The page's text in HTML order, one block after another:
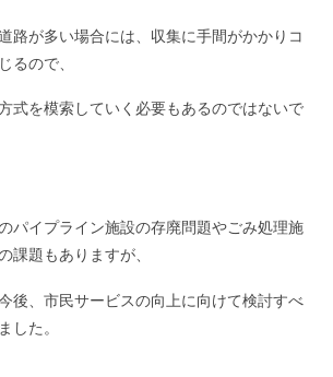
路が多い場合には、収集に手間がかかりコ
るので、
式を模索していく必要もあるのではないで
パイプライン施設の存廃問題やごみ処理施
課題もありますが、
後、市民サービスの向上に向けて検討すべ
した。